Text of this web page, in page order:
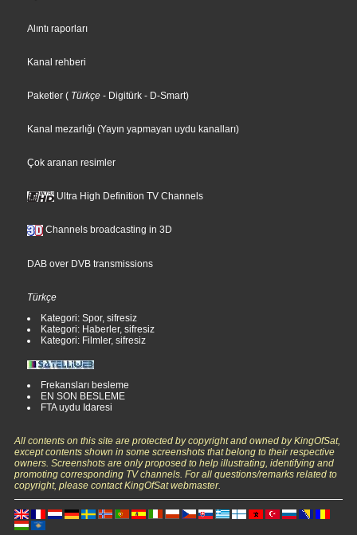
Alıntı raporları
Kanal rehberi
Paketler ( Türkçe - Digitürk - D-Smart)
Kanal mezarlığı (Yayın yapmayan uydu kanalları)
Çok aranan resimler
Ultra High Definition TV Channels
Channels broadcasting in 3D
DAB over DVB transmissions
Türkçe
Kategori: Spor, sifresiz
Kategori: Haberler, sifresiz
Kategori: Filmler, sifresiz
Frekansları besleme
EN SON BESLEME
FTA uydu Idaresi
All contents on this site are protected by copyright and owned by KingOfSat,
except contents shown in some screenshots that belong to their respective
owners. Screenshots are only proposed to help illustrating, identifying and
promoting corresponding TV channels. For all questions/remarks related to
copyright, please contact KingOfSat webmaster.